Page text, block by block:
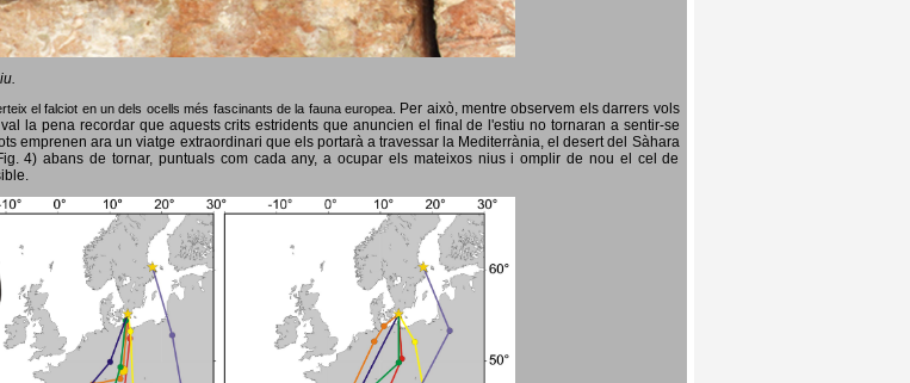
el falciot en un dels ocells més fascinants de la fauna europea. Per això, mentre observem els darrers vols
la pena recordar que aquests crits estridents que anuncien el final de l'estiu no tornaran a sentir-se
emprenen ara un viatge extraordinari que els portarà a travessar la Mediterrània, el desert del Sàhara
4) abans de tornar, puntuals com cada any, a ocupar els mateixos nius i omplir de nou el cel de